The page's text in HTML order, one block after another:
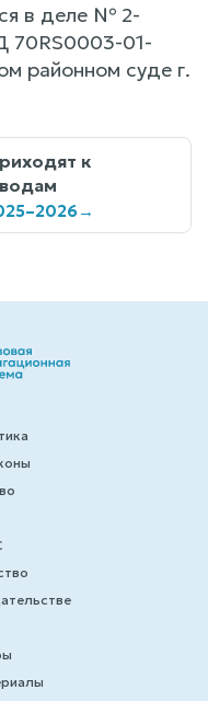
в деле № 2-
70RS0003-01-
районном суде г.
к
→